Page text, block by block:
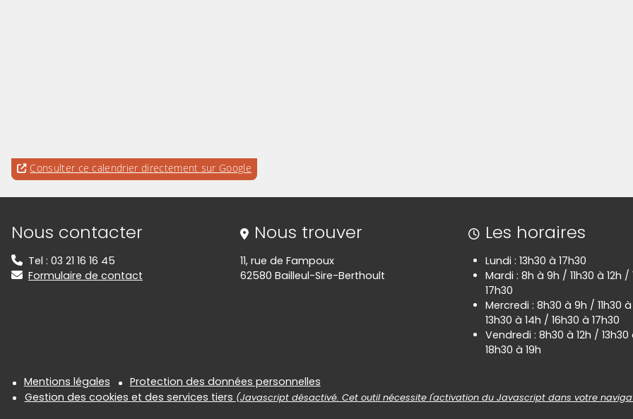
Consulter ce calendrier directement sur Google
Informations de contact
Nous contacter
Tel : 03 21 16 16 45
Formulaire de contact
Nous trouver
11, rue de Fampoux
62580 Bailleul-Sire-Berthoult
Les horaires
Lundi : 13h30 à 17h30
Mardi : 8h à 9h / 11h30 à 12h /
17h30
Mercredi : 8h30 à 9h / 11h30 à
13h30 à 14h / 16h30 à 17h30
Vendredi : 8h30 à 12h / 13h30
18h30 à 19h
Informations réglementaires
Mentions légales
Protection des données personnelles
Gestion des cookies et des services tiers (Javascript désactivé. Cet outil nécessite l'activation du Javascript dans votre